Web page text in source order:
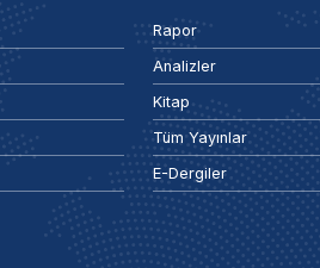
Rapor
Analizler
Kitap
Tüm Yayınlar
E-Dergiler